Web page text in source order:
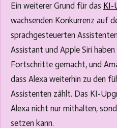
Ein weiterer Grund für das KI-
wachsenden Konkurrenz auf
sprachgesteuerten
Assistant und Apple Siri
Fortschritte gemacht, und
dass Alexa weiterhin zu den
Assistenten zählt. Das KI-
Alexa nicht nur mithalten,
setzen kann.